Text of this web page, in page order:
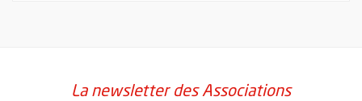
La newsletter des Associations